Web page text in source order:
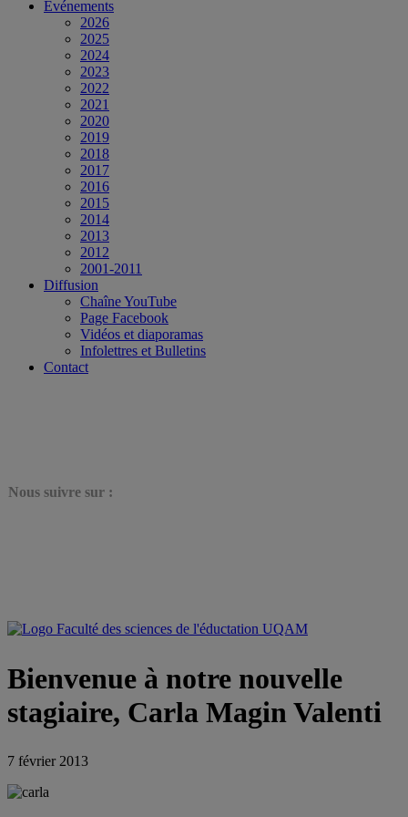
Événements
2026
2025
2024
2023
2022
2021
2020
2019
2018
2017
2016
2015
2014
2013
2012
2001-2011
Diffusion
Chaîne YouTube
Page Facebook
Vidéos et diaporamas
Infolettres et Bulletins
Contact
Nous suivre sur :
Bienvenue à notre nouvelle
stagiaire, Carla Magin Valenti
7 février 2013